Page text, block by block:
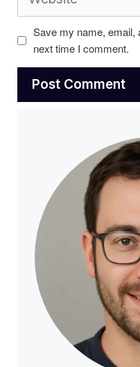
Save my name, email,
next time I comment.